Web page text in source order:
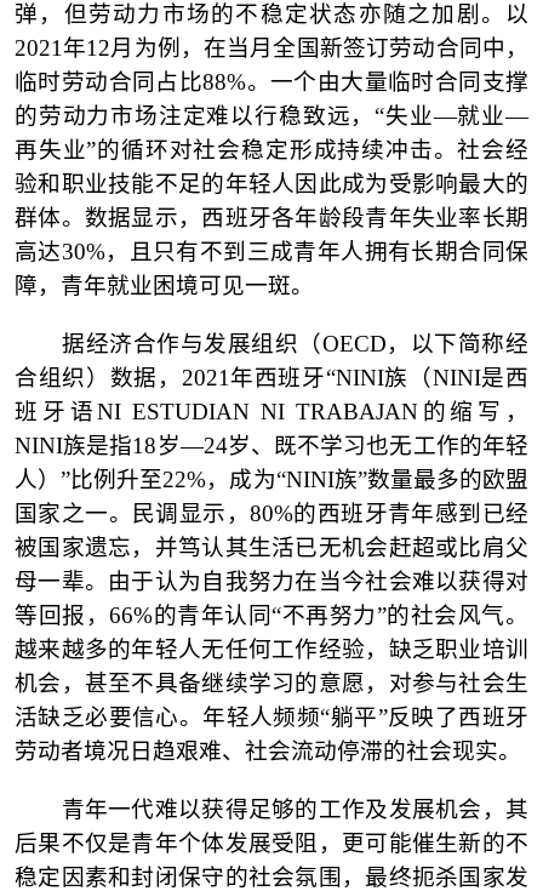
弹，但劳动力市场的不稳定状态亦随之加剧。以
2021年12月为例，在当月全国新签订劳动合同中，
临时劳动合同占比88%。一个由大量临时合同支撑
的劳动力市场注定难以行稳致远，“失业—就业—
再失业”的循环对社会稳定形成持续冲击。社会经
验和职业技能不足的年轻人因此成为受影响最大的
群体。数据显示，西班牙各年龄段青年失业率长期
高达30%，且只有不到三成青年人拥有长期合同保
障，青年就业困境可见一斑。
据经济合作与发展组织（OECD，以下简称经
合组织）数据，2021年西班牙“NINI族（NINI是西
班牙语NI ESTUDIAN NI TRABAJAN的缩写，
NINI族是指18岁—24岁、既不学习也无工作的年轻
人）”比例升至22%，成为“NINI族”数量最多的欧盟
国家之一。民调显示，80%的西班牙青年感到已经
被国家遗忘，并笃认其生活已无机会赶超或比肩父
母一辈。由于认为自我努力在当今社会难以获得对
等回报，66%的青年认同“不再努力”的社会风气。
越来越多的年轻人无任何工作经验，缺乏职业培训
机会，甚至不具备继续学习的意愿，对参与社会生
活缺乏必要信心。年轻人频频“躺平”反映了西班牙
劳动者境况日趋艰难、社会流动停滞的社会现实。
青年一代难以获得足够的工作及发展机会，其
后果不仅是青年个体发展受阻，更可能催生新的不
稳定因素和封闭保守的社会氛围，最终扼杀国家发